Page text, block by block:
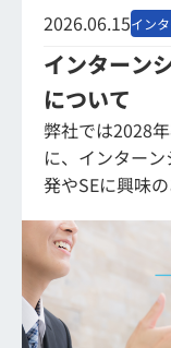
2026.06.15イン
インターン
について
弊社では2028
に、インター
発やSEに興味
けるような内
...